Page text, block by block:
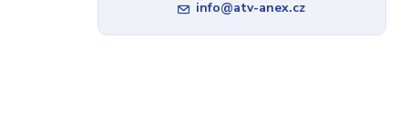
info@atv-anex.cz